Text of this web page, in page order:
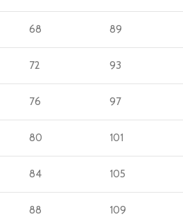
68 89
72 93
76 97
80 101
84 105
88 109